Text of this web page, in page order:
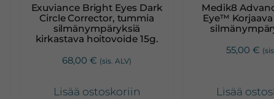
Exuviance Bright Eyes Dark
Circle Corrector, tummia
silmänympäryksiä
kirkastava hoitovoide 15g.
68,00 € (sis. ALV)
Lisää ostoskoriin
Medik8
Eye™
55,00 €
Lisää